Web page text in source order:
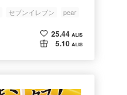
セブンイレブン pear
25.44 ALIS
5.10 ALIS